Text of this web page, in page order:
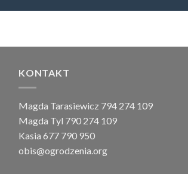
KONTAKT
Magda Tarasiewicz 794 274 109
Magda Tyl 790 274 109
Kasia 677 790 950
obis@ogrodzenia.org